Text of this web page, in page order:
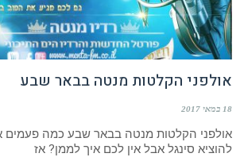
אולפני הקלטות מנטה בבאר שבע
18 במאי 2017
אולפני הקלטות מנטה בבאר שבע כמה
להוציא סינגל אבל אין לכם איך לממן? אז